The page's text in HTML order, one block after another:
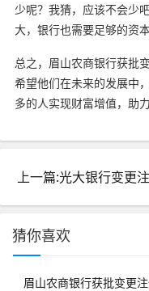
少呢？我猜，应该不会少
大，银行也需要足够的资
总之，眉山农商银行获批
希望他们在未来的发展中
多的人实现财富增值，助
猜你喜欢
眉山农商银行获批变更